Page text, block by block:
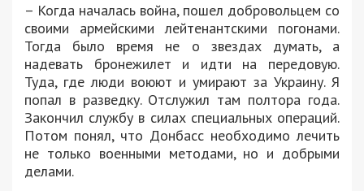
– Когда началась война, пошел добровольцем со
своими армейскими лейтенантскими погонами.
Тогда было время не о звездах думать, а
надевать бронежилет и идти на передовую.
Туда, где люди воюют и умирают за Украину. Я
попал в разведку. Отслужил там полтора года.
Закончил службу в силах специальных операций.
Потом понял, что Донбасс необходимо лечить
не только военными методами, но и добрыми
делами.